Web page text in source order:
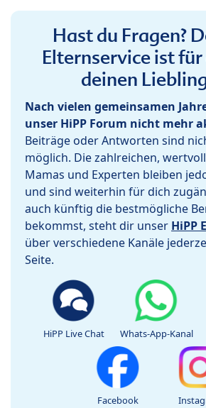
Hast du Fragen?
Elternservice ist
deinen
Nach vielen gemeinsamen
unser HiPP Forum nicht mehr
Beiträge oder Antworten sind
möglich. Die zahlreichen,
Mamas und Experten bleiben
und sind weiterhin für dich
auch künftig die bestmögliche
bekommst, steht dir unser HiPP
über verschiedene Kanäle
Seite.
HiPP Live Chat Whats-App-Kanal
Facebook